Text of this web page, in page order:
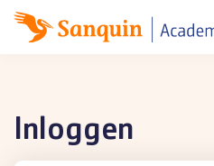
content
Inloggen